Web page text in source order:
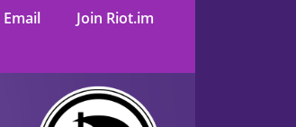
Email
Join Riot.im